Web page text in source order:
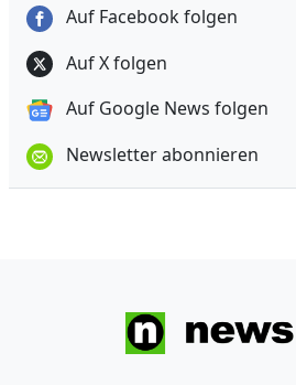
Auf Facebook folgen
Auf X folgen
Auf Google News folgen
Newsletter abonnieren